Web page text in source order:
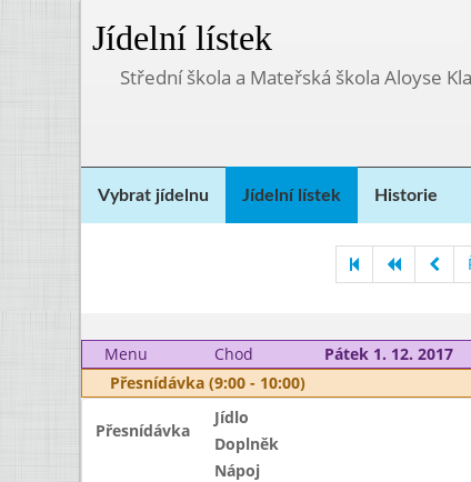
Jídelní lístek
Střední škola a Mateřská škola Aloyse
Vybrat jídelnu Jídelní lístek Historie
Menu
Chod Pátek 1. 12. 2017
Přesnídávka (9:00 - 10:00)
Přesnídávka
Jídlo
Doplněk
Nápoj